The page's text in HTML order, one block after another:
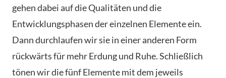
gehen dabei auf die Qualitäten und die
Entwicklungsphasen der einzelnen Elemente ein.
Dann durchlaufen wir sie in einer anderen Form
rückwärts für mehr Erdung und Ruhe. Schließlich
tönen wir die fünf Elemente mit dem jeweils